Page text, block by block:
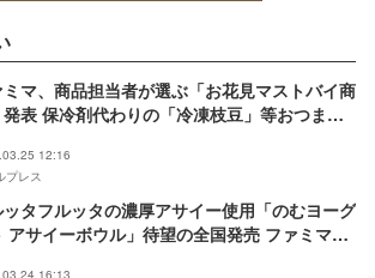
ミマ、商品担当者が選ぶ「お花見マストバイ商
表 保冷剤代わりの「冷凍枝豆」等おつまみ
12:16
プレス
ッタフルッタの濃厚アサイー使用「のむヨーグ
アサイーボウル」待望の全国発売 ファミマ限
16:13